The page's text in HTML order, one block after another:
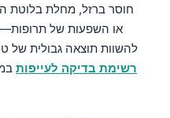
חוסר ברזל, מחלת בלוטת
או השפעות של
להשוות תוצאה גבולית של
רשימת בדיקה לעייפות